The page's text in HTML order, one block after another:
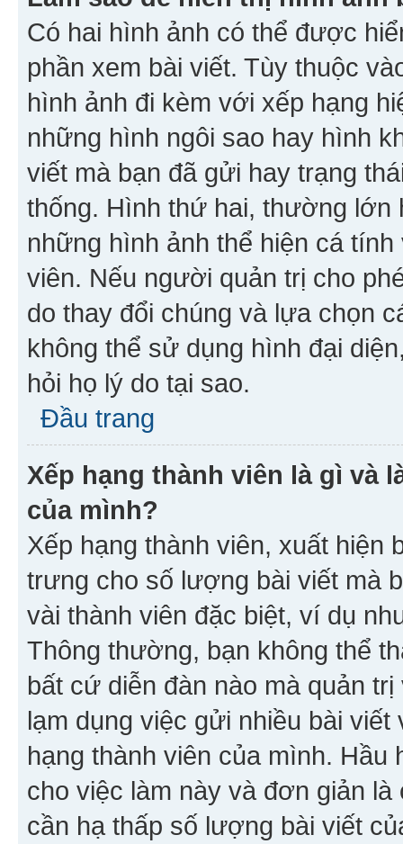
Có hai hình ảnh có thể được
phần xem bài viết. Tùy thuộc
hình ảnh đi kèm với xếp hạng
những hình ngôi sao hay hình
viết mà bạn đã gửi hay trạng
thống. Hình thứ hai, thường
những hình ảnh thể hiện cá
viên. Nếu người quản trị cho
do thay đổi chúng và lựa chọn
không thể sử dụng hình đại
hỏi họ lý do tại sao.
Đầu trang
Xếp hạng thành viên là gì và
của mình?
Xếp hạng thành viên, xuất
trưng cho số lượng bài viết mà
vài thành viên đặc biệt, ví dụ
Thông thường, bạn không thể
bất cứ diễn đàn nào mà quản
lạm dụng việc gửi nhiều bài
hạng thành viên của mình. Hầu
cho việc làm này và đơn giản
cần hạ thấp số lượng bài viết